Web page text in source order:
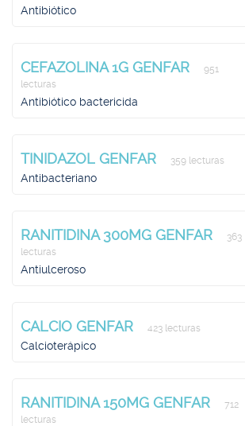
Antibiótico
CEFAZOLINA 1G GENFAR
951
lecturas
Antibiótico bactericida
TINIDAZOL GENFAR 359 lecturas
Antibacteriano
RANITIDINA 300MG GENFAR
363
lecturas
Antiulceroso
CALCIO GENFAR 423 lecturas
Calcioterápico
RANITIDINA 150MG GENFAR
712
lecturas